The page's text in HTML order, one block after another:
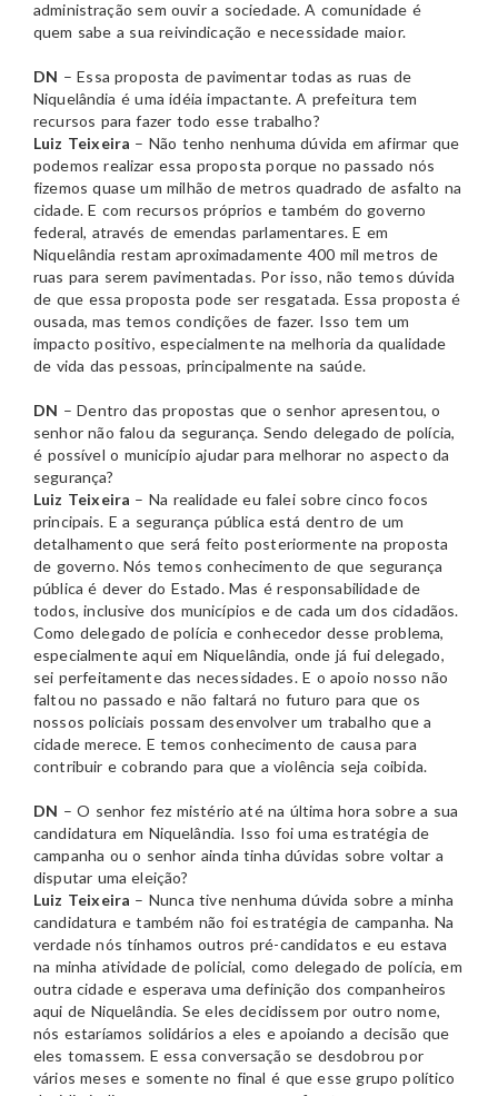
administração sem ouvir a sociedade. A comunidade é
quem sabe a sua reivindicação e necessidade maior.
DN – Essa proposta de pavimentar todas as ruas de
Niquelândia é uma idéia impactante. A prefeitura tem
recursos para fazer todo esse trabalho?
Luiz Teixeira – Não tenho nenhuma dúvida em afirmar que
podemos realizar essa proposta porque no passado nós
fizemos quase um milhão de metros quadrado de asfalto na
cidade. E com recursos próprios e também do governo
federal, através de emendas parlamentares. E em
Niquelândia restam aproximadamente 400 mil metros de
ruas para serem pavimentadas. Por isso, não temos dúvida
de que essa proposta pode ser resgatada. Essa proposta é
ousada, mas temos condições de fazer. Isso tem um
impacto positivo, especialmente na melhoria da qualidade
de vida das pessoas, principalmente na saúde.
DN – Dentro das propostas que o senhor apresentou, o
senhor não falou da segurança. Sendo delegado de polícia,
é possível o município ajudar para melhorar no aspecto da
segurança?
Luiz Teixeira – Na realidade eu falei sobre cinco focos
principais. E a segurança pública está dentro de um
detalhamento que será feito posteriormente na proposta
de governo. Nós temos conhecimento de que segurança
pública é dever do Estado. Mas é responsabilidade de
todos, inclusive dos municípios e de cada um dos cidadãos.
Como delegado de polícia e conhecedor desse problema,
especialmente aqui em Niquelândia, onde já fui delegado,
sei perfeitamente das necessidades. E o apoio nosso não
faltou no passado e não faltará no futuro para que os
nossos policiais possam desenvolver um trabalho que a
cidade merece. E temos conhecimento de causa para
contribuir e cobrando para que a violência seja coibida.
DN – O senhor fez mistério até na última hora sobre a sua
candidatura em Niquelândia. Isso foi uma estratégia de
campanha ou o senhor ainda tinha dúvidas sobre voltar a
disputar uma eleição?
Luiz Teixeira – Nunca tive nenhuma dúvida sobre a minha
candidatura e também não foi estratégia de campanha. Na
verdade nós tínhamos outros pré-candidatos e eu estava
na minha atividade de policial, como delegado de polícia, em
outra cidade e esperava uma definição dos companheiros
aqui de Niquelândia. Se eles decidissem por outro nome,
nós estaríamos solidários a eles e apoiando a decisão que
eles tomassem. E essa conversação se desdobrou por
vários meses e somente no final é que esse grupo político